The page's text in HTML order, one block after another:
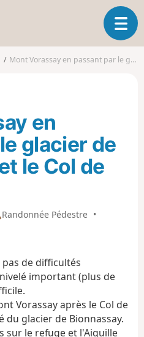
O
u
Mont Vorassay en passant par le glacier de Bionnassay et le Col de Tricot
Randonnée Pédestre •
en
glacier de
le Col de
de difficultés
important (plus de
Vorassay après le Col de
du glacier de Bionnassay.
sur le refuge et l'Aiguille